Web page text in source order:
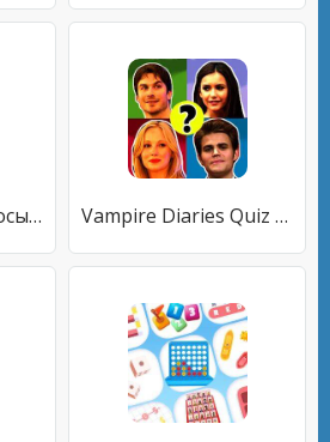
Викторина: Вопросы/Ответы Vampire Diaries Quiz Trivia